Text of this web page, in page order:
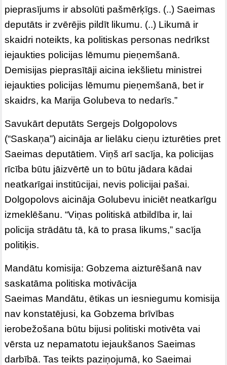
pieprasījums ir absolūti pašmērķīgs. (..) Saeimas
deputāts ir zvērējis pildīt likumu. (..) Likumā ir
skaidri noteikts, ka politiskas personas nedrīkst
iejaukties policijas lēmumu pieņemšanā.
Demisijas pieprasītāji aicina iekšlietu ministrei
iejaukties policijas lēmumu pieņemšanā, bet ir
skaidrs, ka Marija Golubeva to nedarīs.”
Savukārt deputāts Sergejs Dolgopolovs
(“Saskaņa”) aicināja ar lielāku cieņu izturēties pret
Saeimas deputātiem. Viņš arī sacīja, ka policijas
rīcība būtu jāizvērtē un to būtu jādara kādai
neatkarīgai institūcijai, nevis policijai pašai.
Dolgopolovs aicināja Golubevu iniciēt neatkarīgu
izmeklēšanu. “Viņas politiskā atbildība ir, lai
policija strādātu tā, kā to prasa likums,” sacīja
politiķis.
Mandātu komisija: Gobzema aizturēšanā nav
saskatāma politiska motivācija
Saeimas Mandātu, ētikas un iesniegumu komisija
nav konstatējusi, ka Gobzema brīvības
ierobežošana būtu bijusi politiski motivēta vai
vērsta uz nepamatotu iejaukšanos Saeimas
darbībā. Tas teikts paziņojumā, ko Saeimai